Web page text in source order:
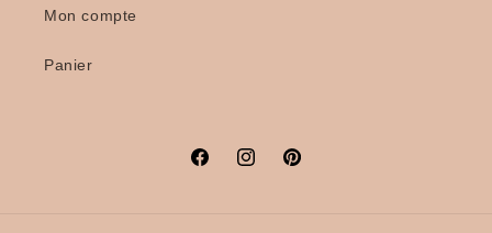
Mon compte
Panier
FacebookInstagramPinterest